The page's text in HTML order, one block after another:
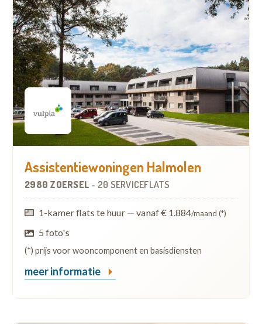
Assistentiewoningen Halmolen
2980 ZOERSEL - 20 SERVICEFLATS
1-kamer flats te huur — vanaf € 1.884/maand (*)
5 foto's
(*) prijs voor wooncomponent en basisdiensten
meer informatie